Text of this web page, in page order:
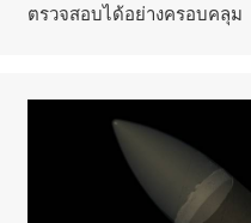
ตรวจสอบได้อย่างครอบคลุม